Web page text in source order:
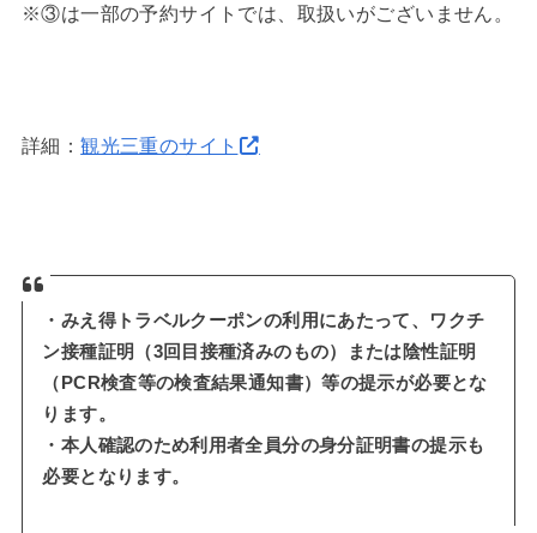
※③は一部の予約サイトでは、取扱いがございません。
詳細：観光三重のサイト
・みえ得トラベルクーポンの利用にあたって、ワクチ
ン接種証明（3回目接種済みのもの）または陰性証明
（PCR検査等の検査結果通知書）等の提示が必要とな
ります。
・本人確認のため利用者全員分の身分証明書の提示も
必要となります。